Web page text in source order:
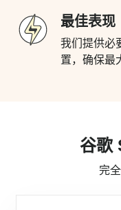
最佳表现
我们提供必
置，确保最
谷歌
完